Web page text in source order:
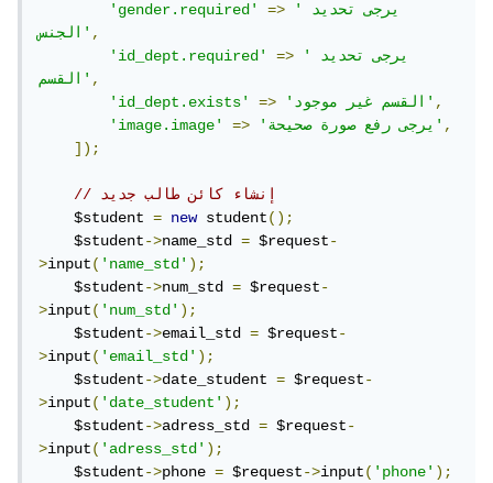
'gender.required'
=>
'يرجى تحديد
الجنس',
'id_dept.required'
=>
'يرجى تحديد
القسم',
'id_dept.exists'
=> 'القسم غير موجود',
'image.image'
=> 'يرجى رفع صورة صحيحة',
]);
// إنشاء كائن طالب جديد
    $student
= new student();
    $student
->name_std = $request-
>input('name_std');
    $student
->num_std = $request-
>input('num_std');
    $student
->email_std = $request-
>input('email_std');
    $student
->date_student = $request-
>input('date_student');
    $student
->adress_std = $request-
>input('adress_std');
    $student
->phone = $request->input('phone');